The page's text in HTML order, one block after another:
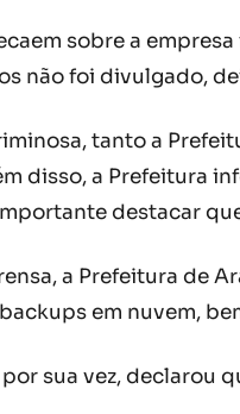
sobre a
não foi divulgado,
tanto a
disso, a Prefeitura
destacar
a Prefeitura de
em nuvem,
sua vez, declarou